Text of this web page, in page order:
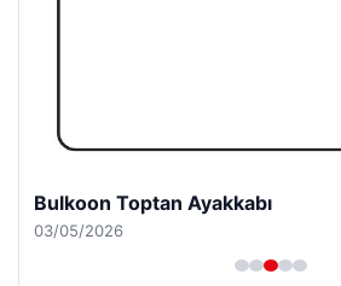
Bulkoon Toptan Ayakkabı
03/05/2026